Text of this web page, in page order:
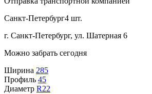
Санкт-Петербург4 шт.
г. Санкт-Петербург, ул. Шатерная 6
Можно забрать сегодня
Ширина 285
Профиль 45
Диаметр R22